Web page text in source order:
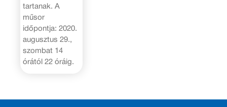
tartanak. A
műsor
időpontja: 2020.
augusztus 29.,
szombat 14
órától 22 óráig.